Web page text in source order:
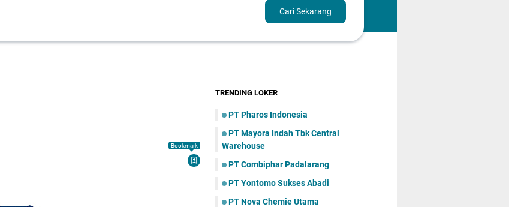
Cari Sekarang
Bookmark
TRENDING LOKER
PT Pharos Indonesia
PT Mayora Indаh Tbk Central
Warehouse
PT Combiphar Padalarang
PT Yontomo Sukses Abadi
PT Nova Chemie Utama